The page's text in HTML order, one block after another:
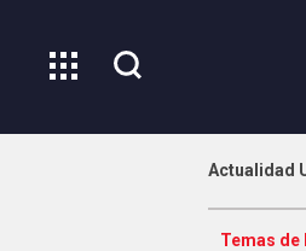
Actualidad
Temas de